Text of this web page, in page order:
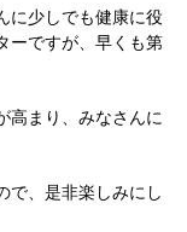
に少しでも健康に役
ーですが、早くも第
高まり、みなさんに
で、是非楽しみにし